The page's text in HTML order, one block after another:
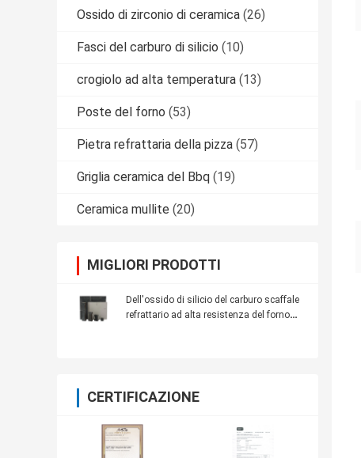
Ossido di zirconio di ceramica (26)
Fasci del carburo di silicio (10)
crogiolo ad alta temperatura (13)
Poste del forno (53)
Pietra refrattaria della pizza (57)
Griglia ceramica del Bbq (19)
Ceramica mullite (20)
MIGLIORI PRODOTTI
Dell'ossido di silicio del carburo scaffale
refrattario ad alta resistenza del forno
CERTIFICAZIONE